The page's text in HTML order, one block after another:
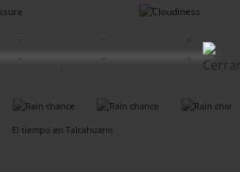
-
-
-
-
-
-
-
-
-
-
El tiempo en Talcahuano